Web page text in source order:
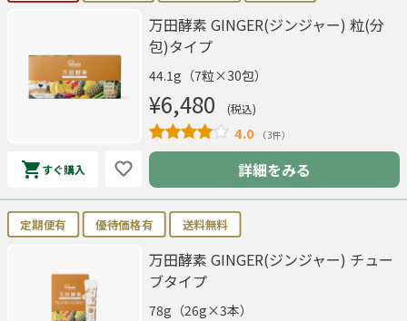
万田酵素 GINGER(ジンジャー) 粒(分
包)タイプ
44.1g（7粒×30包）
¥6,480 (税込)
4.0 （3件）
すぐ購入 詳細をみる
定期便有 優待価格有 送料無料
万田酵素 GINGER(ジンジャー) チュー
ブタイプ
78g（26g×3本）